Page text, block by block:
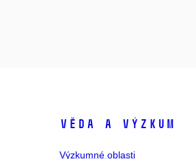
Věda a výzkum
Výzkumné oblasti